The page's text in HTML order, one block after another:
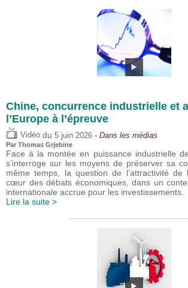
Chine, concurrence industrielle et
l’Europe à l’épreuve
Vidéo du 5 juin 2026 - Dans les médias
Par Thomas Grjebine
Face à la montée en puissance industrielle
s’interroge sur les moyens de préserver sa
même temps, la question de l’attractivité
cœur des débats économiques, dans un
internationale accrue pour les investissements.
Lire la suite >